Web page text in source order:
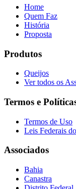
Home
Quem Faz
História
Proposta
Produtos
Queijos
Ver todos os
Termos e
Termos de Uso
Leis Federais
Associados
Bahia
Canastra